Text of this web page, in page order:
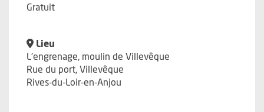
Gratuit
Lieu
L'engrenage, moulin de Villevêque
Rue du port, Villevêque
Rives-du-Loir-en-Anjou